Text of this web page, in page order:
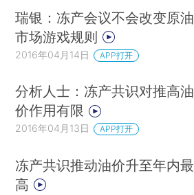
瑞银：冻产会议不会改变原油
市场游戏规则
2016年04月14日 APP打开
分析人士：冻产共识对推高油
价作用有限
2016年04月13日 APP打开
冻产共识推动油价升至年内最
高